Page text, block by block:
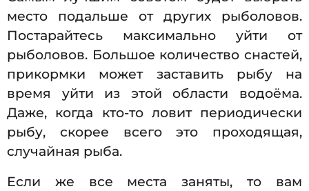
место подальше от других рыболовов.
Постарайтесь максимально уйти от
рыболовов. Большое количество снастей,
прикормки может заставить рыбу на
время уйти из этой области водоёма.
Даже, когда кто-то ловит периодически
рыбу, скорее всего это проходящая,
случайная рыба.
Если же все места заняты, то вам